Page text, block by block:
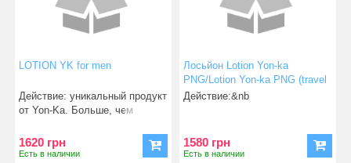
LOTION YK for men
Действие: уникальный продукт
от Yon-Ka. Больше, чем
1620 грн
Есть в наличии
Лосьйон Lotion Yon-ka
PNG/Lotion Yon-ka PNG (travel
size 50 ml)
Действие:&nb
1580 грн
Есть в наличии